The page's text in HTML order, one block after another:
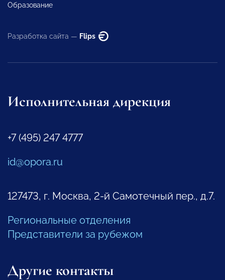
Образование
Разработка сайта — Flips
Исполнительная дирекция
+7 (495) 247 4777
id@opora.ru
127473, г. Москва, 2-й Самотечный пер., д.7.
Региональные отделения
Представители за рубежом
Другие контакты